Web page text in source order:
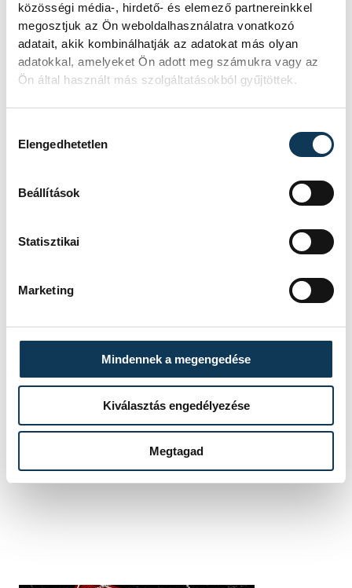
közösségi média-, hirdető- és elemező partnereinkkel
megosztjuk az Ön weboldalhasználatra vonatkozó
adatait, akik kombinálhatják az adatokat más olyan
adatokkal, amelyeket Ön adott meg számukra vagy az
Ön által használt más szolgáltatásokból gyűjtöttek.
Elengedhetetlen
Beállítások
Statisztikai
Marketing
Mindennek a megengedése
Kiválasztás engedélyezése
Megtagad
Rába Dániel és Varga Donát a
selejtezőben kiesett.
Nyitókép: Halász Bence a férfi
kalapácsvetés döntőjében a budapesti
Atlétikai Központban 2023. augusztus 20-
vehir.hu